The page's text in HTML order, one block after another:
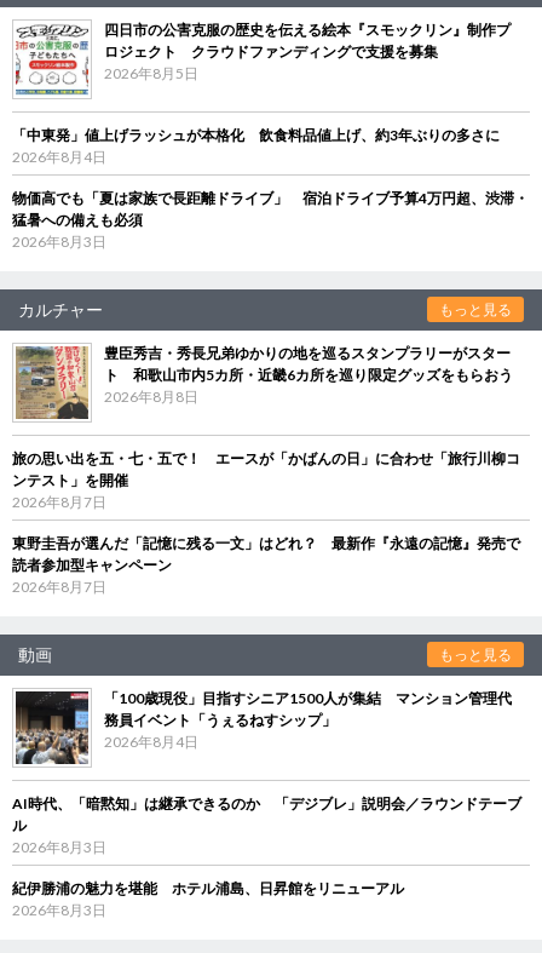
四日市の公害克服の歴史を伝える絵本『スモックリン』制作プ
ロジェクト クラウドファンディングで支援を募集
2026年8月5日
「中東発」値上げラッシュが本格化 飲食料品値上げ、約3年ぶりの多さに
2026年8月4日
物価高でも「夏は家族で長距離ドライブ」 宿泊ドライブ予算4万円超、渋滞・
猛暑への備えも必須
2026年8月3日
カルチャー もっと見る
豊臣秀吉・秀長兄弟ゆかりの地を巡るスタンプラリーがスター
ト 和歌山市内5カ所・近畿6カ所を巡り限定グッズをもらおう
2026年8月8日
旅の思い出を五・七・五で！ エースが「かばんの日」に合わせ「旅行川柳コ
ンテスト」を開催
2026年8月7日
東野圭吾が選んだ「記憶に残る一文」はどれ？ 最新作『永遠の記憶』発売で
読者参加型キャンペーン
2026年8月7日
動画 もっと見る
「100歳現役」目指すシニア1500人が集結 マンション管理代
務員イベント「うぇるねすシップ」
2026年8月4日
AI時代、「暗黙知」は継承できるのか 「デジブレ」説明会／ラウンドテーブ
ル
2026年8月3日
紀伊勝浦の魅力を堪能 ホテル浦島、日昇館をリニューアル
2026年8月3日